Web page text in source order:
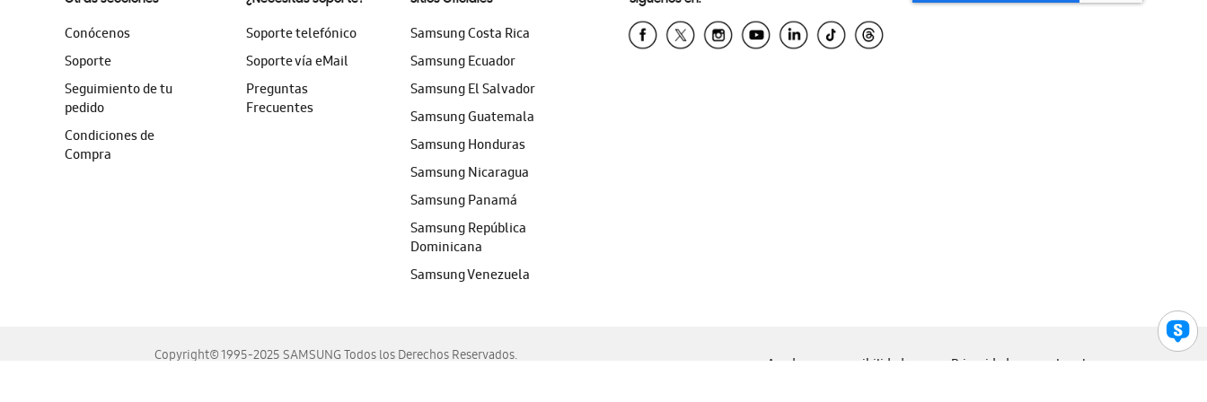
Conócenos
Soporte
Seguimiento de tu
pedido
Condiciones de
Compra
Soporte telefónico
Soporte vía eMail
Preguntas
Frecuentes
Samsung Costa Rica
Samsung Ecuador
Samsung El Salvador
Samsung Guatemala
Samsung Honduras
Samsung Nicaragua
Samsung Panamá
Samsung República
Dominicana
Samsung Venezuela
Copyright© 1995-2025 SAMSUNG Todos los Derechos Reservados.
Ayuda para accesibilidad Privacidad Legal